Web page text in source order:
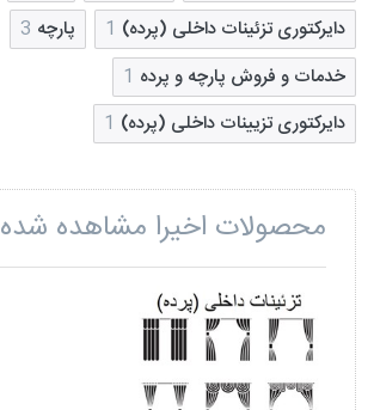
دایرکتوری تزئینات داخلی (پرده) 1 پارچه 3
خدمات و فروش پارچه و پرده 1
دایرکتوری تزیینات داخلی (پرده) 1
محصولات اخیرا مشاهده شده